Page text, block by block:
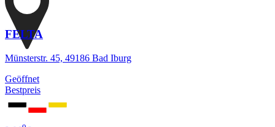
FELTA
Münsterstr. 45, 49186 Bad Iburg
Geöffnet
Bestpreis